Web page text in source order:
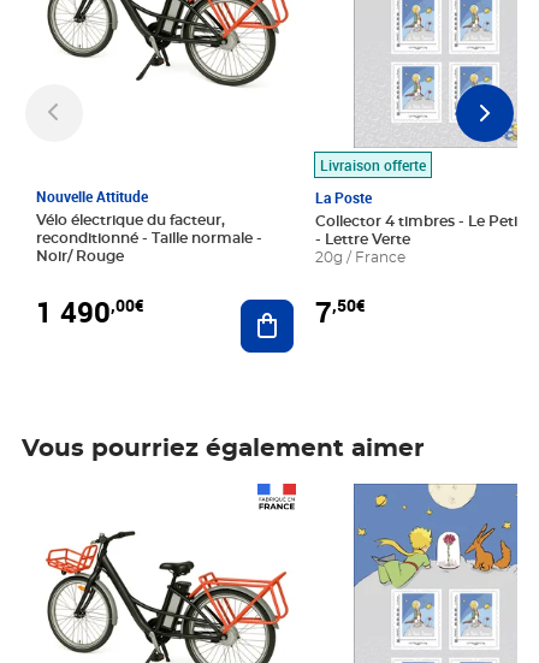
Nouvelle Attitude
Vélo électrique du facteur,
reconditionné - Taille normale -
Noir/ Rouge
1 490,00€ Ajouter au panier
Livraison offerte
La Poste
Collector 4 timbres - Le Petit
- Lettre Verte
20g / France
7,50€
Vous pourriez également aimer
Prix 7,50€